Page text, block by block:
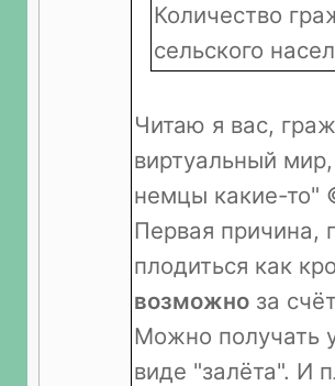
Количество
сельского
Читаю я вас,
виртуальный
немцы какие-то"
Первая причина,
плодиться как
возможно за
Можно получать
виде "залёта". И